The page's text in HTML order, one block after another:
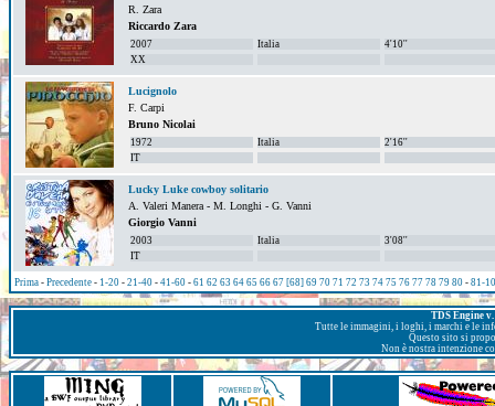
R. Zara
Riccardo Zara
2007 Italia
4'10''
XX
Lucignolo
F. Carpi
Bruno Nicolai
1972 Italia
2'16''
IT
Lucky Luke cowboy solitario
A. Valeri Manera - M. Longhi - G. Vanni
Giorgio Vanni
2003 Italia
3'08''
IT
Prima - Precedente - 1-20 - 21-40 - 41-60 - 61 62 63 64 65 66 67 [68] 69 70 71 72 73 74 75 76 77 78 79 80 - 81-
TDS Engine
Tutte le immagini, i loghi, i marchi e le
Questo sito si
Non è nostra intenzione